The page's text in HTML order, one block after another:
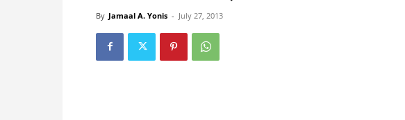
By Jamaal A. Yonis - July 27, 2013